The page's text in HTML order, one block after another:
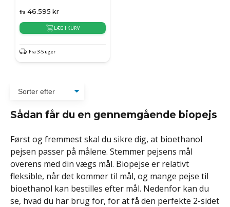
fra 46.595 kr
LÆG I KURV
Fra 3-5 uger
Sådan får du en gennemgående biopejs
Først og fremmest skal du sikre dig, at bioethanol
pejsen passer på målene. Stemmer pejsens mål
overens med din vægs mål. Biopejse er relativt
fleksible, når det kommer til mål, og mange pejse til
bioethanol kan bestilles efter mål. Nedenfor kan du
se, hvad du har brug for, for at få den perfekte 2-sidet